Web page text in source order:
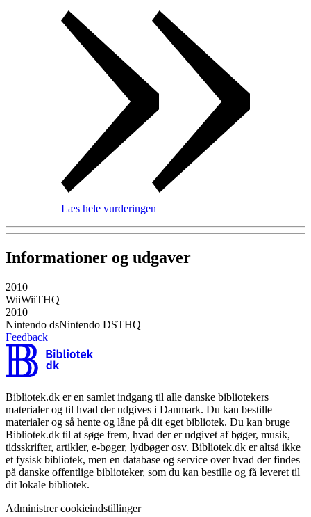
Læs hele vurderingen
Informationer og udgaver
2010
WiiWiiTHQ
2010
Nintendo dsNintendo DSTHQ
Feedback
Bibliotek.dk er en samlet indgang til alle danske bibliotekers
materialer og til hvad der udgives i Danmark. Du kan bestille
materialer og så hente og låne på dit eget bibliotek. Du kan bruge
Bibliotek.dk til at søge frem, hvad der er udgivet af bøger, musik,
tidsskrifter, artikler, e-bøger, lydbøger osv. Bibliotek.dk er altså ikke
et fysisk bibliotek, men en database og service over hvad der findes
på danske offentlige biblioteker, som du kan bestille og få leveret til
dit lokale bibliotek.
Administrer cookieindstillinger